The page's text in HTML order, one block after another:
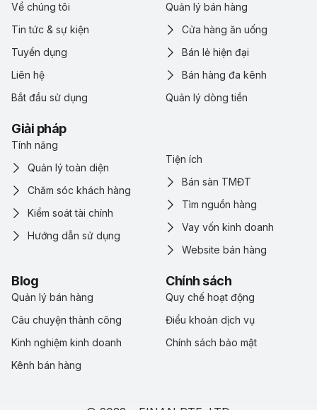
Về chúng tôi
Tin tức & sự kiện
Tuyển dụng
Liên hệ
Bắt đầu sử dụng
Quản lý bán hàng
Cửa hàng ăn uống
Bán lẻ hiện đại
Bán hàng đa kênh
Quản lý dòng tiền
Giải pháp
Tính năng
Quản lý toàn diện
Chăm sóc khách hàng
Kiểm soát tài chính
Hướng dẫn sử dụng
Tiện ích
Bán sàn TMĐT
Tìm nguồn hàng
Vay vốn kinh doanh
Website bán hàng
Blog
Quản lý bán hàng
Câu chuyện thành công
Kinh nghiệm kinh doanh
Kênh bán hàng
Chính sách
Quy chế hoạt động
Điểu khoản dịch vụ
Chính sách bảo mật